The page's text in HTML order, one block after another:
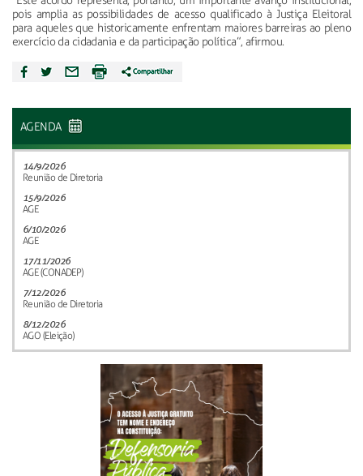
pois amplia as possibilidades de acesso qualificado à Justiça Eleitoral
para aqueles que historicamente enfrentam maiores barreiras ao pleno
exercício da cidadania e da participação política”, afirmou.
AGENDA
14/9/2026
Reunião de Diretoria
15/9/2026
AGE
6/10/2026
AGE
17/11/2026
AGE (CONADEP)
7/12/2026
Reunião de Diretoria
8/12/2026
AGO (Eleição)